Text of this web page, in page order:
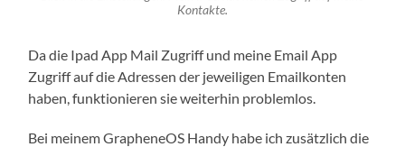
Kontakte.
Da die Ipad App Mail Zugriff und meine Email App
Zugriff auf die Adressen der jeweiligen Emailkonten
haben, funktionieren sie weiterhin problemlos.
Bei meinem GrapheneOS Handy habe ich zusätzlich die